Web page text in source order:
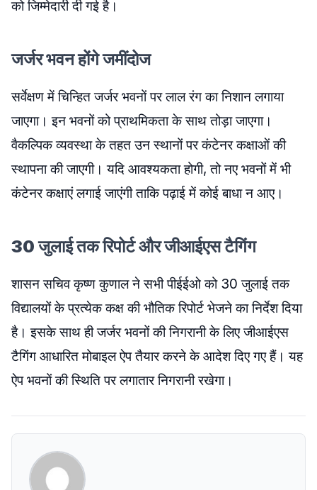
को जिम्मेदारी दी गई है।
जर्जर भवन होंगे जमींदोज
सर्वेक्षण में चिन्हित जर्जर भवनों पर लाल रंग का निशान लगाया
जाएगा। इन भवनों को प्राथमिकता के साथ तोड़ा जाएगा।
वैकल्पिक व्यवस्था के तहत उन स्थानों पर कंटेनर कक्षाओं की
स्थापना की जाएगी। यदि आवश्यकता होगी, तो नए भवनों में भी
कंटेनर कक्षाएं लगाई जाएंगी ताकि पढ़ाई में कोई बाधा न आए।
30 जुलाई तक रिपोर्ट और जीआईएस टैगिंग
शासन सचिव कृष्ण कुणाल ने सभी पीईईओ को 30 जुलाई तक
विद्यालयों के प्रत्येक कक्ष की भौतिक रिपोर्ट भेजने का निर्देश दिया
है। इसके साथ ही जर्जर भवनों की निगरानी के लिए जीआईएस
टैगिंग आधारित मोबाइल ऐप तैयार करने के आदेश दिए गए हैं। यह
ऐप भवनों की स्थिति पर लगातार निगरानी रखेगा।